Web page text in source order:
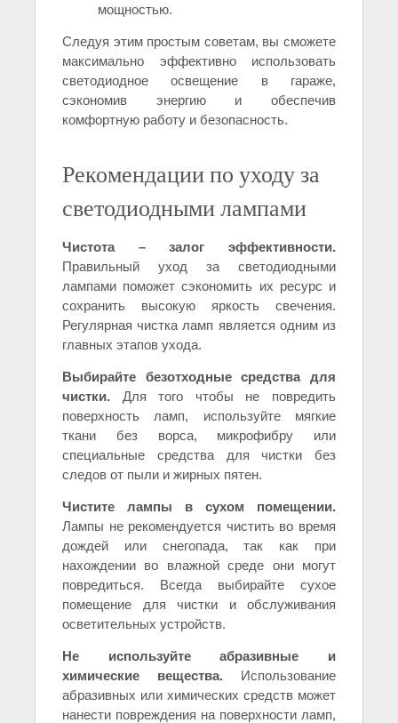
мощностью.
Следуя этим простым советам, вы сможете
максимально эффективно использовать
светодиодное освещение в гараже,
сэкономив энергию и обеспечив
комфортную работу и безопасность.
Рекомендации по уходу за
светодиодными лампами
Чистота – залог эффективности.
Правильный уход за светодиодными
лампами поможет сэкономить их ресурс и
сохранить высокую яркость свечения.
Регулярная чистка ламп является одним из
главных этапов ухода.
Выбирайте безотходные средства для
чистки. Для того чтобы не повредить
поверхность ламп, используйте мягкие
ткани без ворса, микрофибру или
специальные средства для чистки без
следов от пыли и жирных пятен.
Чистите лампы в сухом помещении.
Лампы не рекомендуется чистить во время
дождей или снегопада, так как при
нахождении во влажной среде они могут
повредиться. Всегда выбирайте сухое
помещение для чистки и обслуживания
осветительных устройств.
Не используйте абразивные и
химические вещества. Использование
абразивных или химических средств может
нанести повреждения на поверхности ламп,